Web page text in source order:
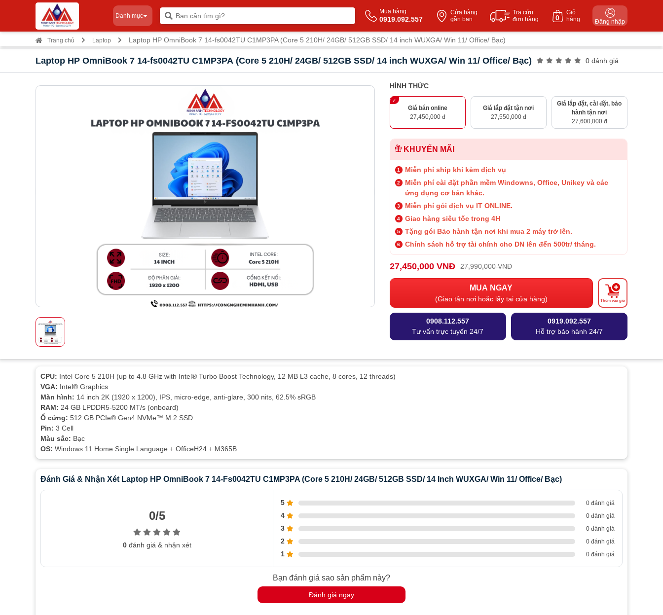
Danh mục
Mua hàng
0919.092.557
Cửa hàng
gần bạn
Tra cứu
đơn hàng
Giỏ
hàng
0 Đăng nhập
Trang chủ Laptop Laptop HP OmniBook 7 14-fs0042TU C1MP3PA (Core 5 210H/ 24GB/ 512GB SSD/ 14 inch WUXGA/ Win 11/ Office/ Bạc)
Laptop HP OmniBook 7 14-fs0042TU C1MP3PA (Core 5 210H/ 24GB/ 512GB SSD/ 14 inch WUXGA/ Win 11/ Office/ Bạc) 0 đánh giá
HÌNH THỨC
Giá bán online
27,450,000 đ
Giá lắp đặt tận nơi
27,550,000 đ
Giá lắp đặt, cài đặt, bảo
hành tận nơi
27,600,000 đ
KHUYẾN MÃI
Miễn phí ship khi kèm dịch vụ
Miễn phí cài đặt phần mềm Windowns, Office, Unikey và các
ứng dụng cơ bản khác.
Miễn phí gói dịch vụ IT ONLINE.
Giao hàng siêu tốc trong 4H
Tặng gói Bảo hành tận nơi khi mua 2 máy trở lên.
Chính sách hỗ trợ tài chính cho DN lên đến 500tr/ tháng.
27,450,000 VNĐ 27,990,000 VNĐ
MUA NGAY
(Giao tận nơi hoặc lấy tại cửa hàng) Thêm vào giỏ
0908.112.557
Tư vấn trực tuyến 24/7
0919.092.557
Hỗ trợ bảo hành 24/7
CPU: Intel Core 5 210H (up to 4.8 GHz with Intel® Turbo Boost Technology, 12 MB L3 cache, 8 cores, 12 threads)
VGA: Intel® Graphics
Màn hình: 14 inch 2K (1920 x 1200), IPS, micro-edge, anti-glare, 300 nits, 62.5% sRGB
RAM: 24 GB LPDDR5-5200 MT/s (onboard)
Ổ cứng: 512 GB PCIe® Gen4 NVMe™ M.2 SSD
Pin: 3 Cell
Màu sắc: Bạc
OS: Windows 11 Home Single Language + OfficeH24 + M365B
Đánh Giá & Nhận Xét Laptop HP OmniBook 7 14-Fs0042TU C1MP3PA (Core 5 210H/ 24GB/ 512GB SSD/ 14 Inch WUXGA/ Win 11/ Office/ Bạc)
0/5
0đánh giá & nhận xét
5 0 đánh giá
4 0 đánh giá
3 0 đánh giá
2 0 đánh giá
1 0 đánh giá
Bạn đánh giá sao sản phẩm này?
Đánh giá ngay